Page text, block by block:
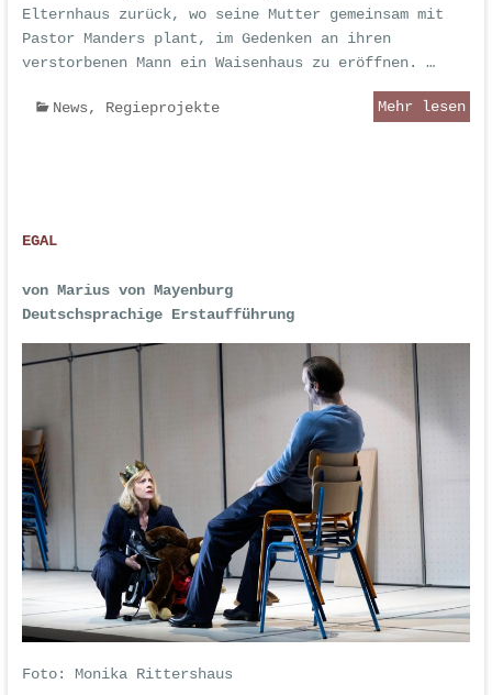
Elternhaus zurück, wo seine Mutter gemeinsam mit
Pastor Manders plant, im Gedenken an ihren
verstorbenen Mann ein Waisenhaus zu eröffnen. …
News, Regieprojekte Mehr lesen
EGAL
von Marius von Mayenburg
Deutschsprachige Erstaufführung
Foto: Monika Rittershaus